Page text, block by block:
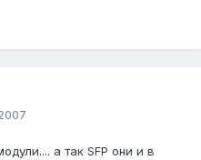
а так SFP они и в